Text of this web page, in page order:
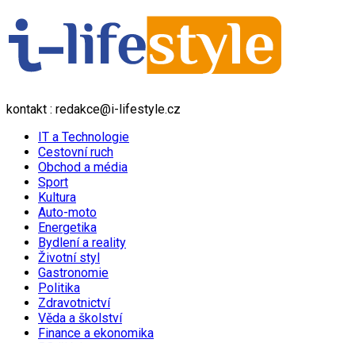
kontakt : redakce@i-lifestyle.cz
IT a Technologie
Cestovní ruch
Obchod a média
Sport
Kultura
Auto-moto
Energetika
Bydlení a reality
Životní styl
Gastronomie
Politika
Zdravotnictví
Věda a školství
Finance a ekonomika